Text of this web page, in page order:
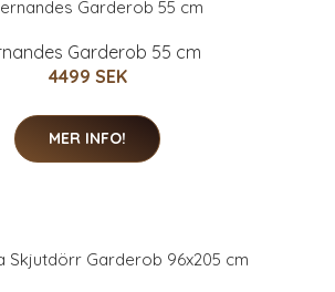
Garderob 55 cm
4499 SEK
MER INFO!